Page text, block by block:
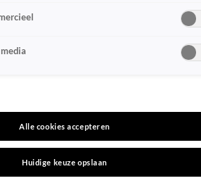
zwangere
zwaar'
Alle cookies accepteren
Huidige keuze opslaan